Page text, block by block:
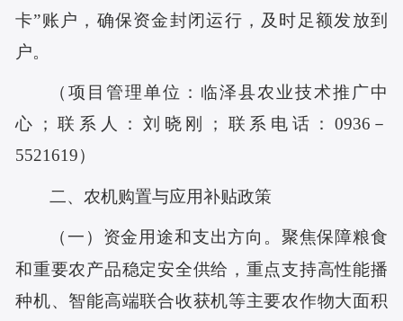
卡”账户，确保资金封闭运行，及时足额发放到
户。
（项目管理单位：临泽县农业技术推广中
心；联系人：刘晓刚；联系电话： 0936－
5521619）
二、农机购置与应用补贴政策
（一）资金用途和支出方向。聚焦保障粮食
和重要农产品稳定安全供给，重点支持高性能播
种机、智能高端联合收获机等主要农作物大面积